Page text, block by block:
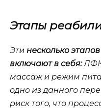
Этапы
Эти несколько
включают в себя:ЛФК
массаж и режим
одно из данного
риск того, что